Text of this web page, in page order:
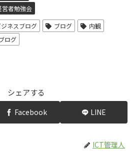
営者勉強会
ジネスブログ ブログ
内観
ログ
シェアする
Facebook LINE
ICT管理人